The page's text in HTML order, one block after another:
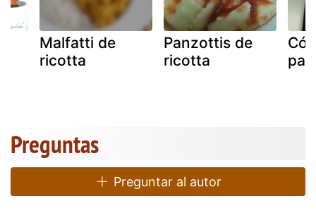
Malfatti de
ricotta
Panzottis de
ricotta
Preguntas
Preguntar al autor